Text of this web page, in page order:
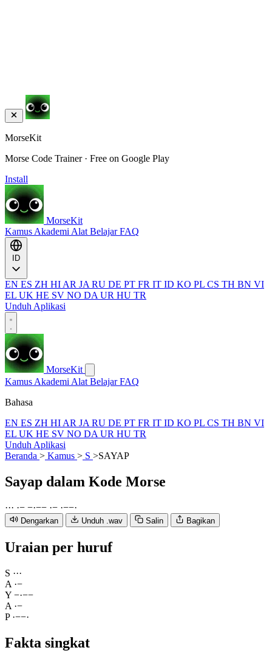
MorseKit
Morse Code Trainer · Free on Google Play
Install
MorseKit
Kamus Akademi Alat BelajarFAQ
EN ES ZH HI AR JA RU DE PT FR IT ID KO PL CS TH BN VI
EL UK HE SV NO DA UR HU TR
Unduh Aplikasi
MorseKit
Kamus Akademi Alat BelajarFAQ
Bahasa
EN ES ZH HI AR JA RU DE PT FR IT ID KO PL CS TH BN VI
EL UK HE SV NO DA UR HU TR
Unduh Aplikasi
Beranda > Kamus > S >SAYAP
Sayap dalam Kode Morse
··· ·− −·−− ·− ·−−·
Dengarkan Unduh .wav Salin Bagikan
Uraian per huruf
S ···
A ·−
Y −·−−
A ·−
P ·−−·
Fakta singkat